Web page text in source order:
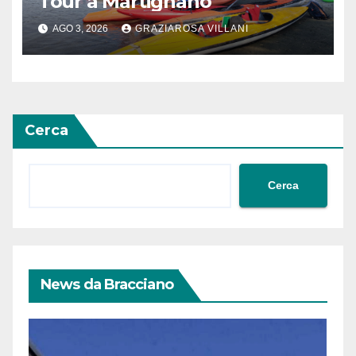
AGO 3, 2026 GRAZIAROSA VILLANI
Cerca
Cerca
News da Bracciano